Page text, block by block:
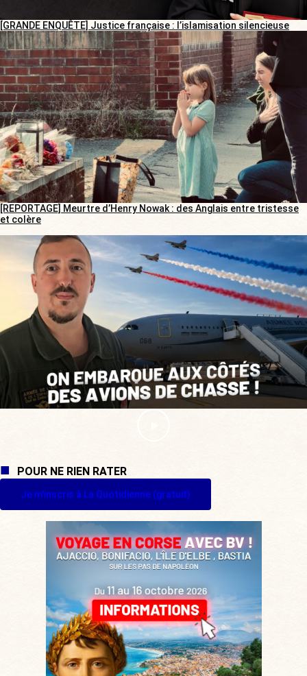
[GRANDE ENQUÊTE] Justice française : l’islamisation silencieuse
[REPORTAGE] Meurtre d’Henry Nowak : des Anglais entre tristesse
et colère
POUR NE RIEN RATER
Je m'inscris à La Quotidienne (gratuit)